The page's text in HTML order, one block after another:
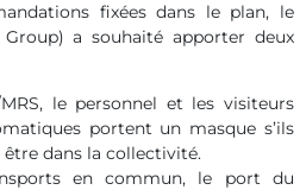
fixées dans le plan, le
a souhaité apporter deux
le personnel et les visiteurs
portent un masque s’ils
dans la collectivité.
en commun, le port du